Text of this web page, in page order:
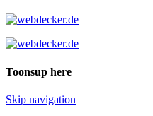
Toonsup here
Skip navigation